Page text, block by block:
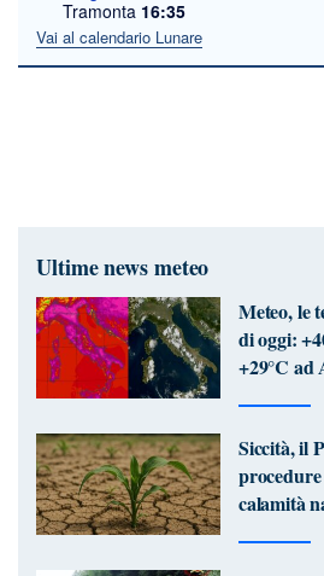
Tramonta 16:35
Vai al calendario Lunare
Ultime news meteo
Meteo, le
di oggi:
+29°C ad
Siccità, il
calamità